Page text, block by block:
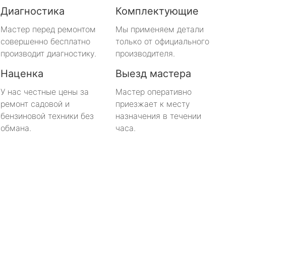
Диагностика
Мастер перед ремонтом
совершенно бесплатно
производит диагностику.
Комплектующие
Мы применяем детали
только от официального
производителя.
Наценка
У нас честные цены за
ремонт садовой и
бензиновой техники без
обмана.
Выезд мастера
Мастер оперативно
приезжает к месту
назначения в течении
часа.